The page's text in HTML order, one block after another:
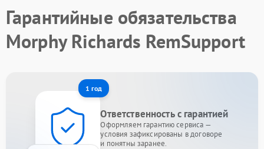
Гарантийные обязательства
Morphy Richards RemSupport
1 год
Ответственность с гарантией
Оформляем гарантию сервиса —
условия зафиксированы в договоре
и понятны заранее.